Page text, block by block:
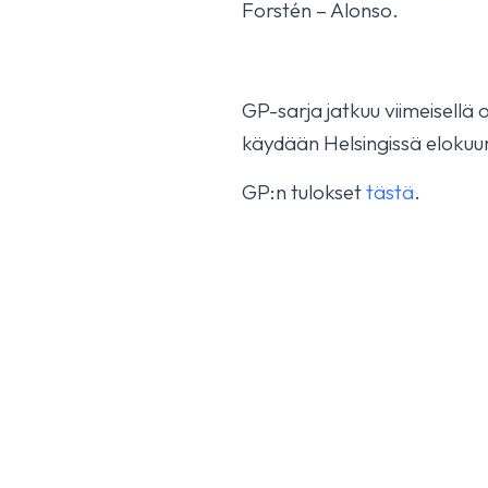
Forstén – Alonso.
GP-sarja jatkuu viimeisellä
käydään Helsingissä
GP:n tuloksettästä.
YLEINEN October 17, 2025